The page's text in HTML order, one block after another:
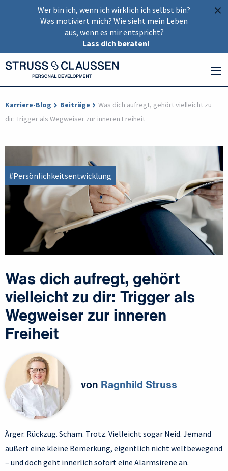
×
Wer bin ich, wenn ich wirklich ich selbst bin?
Was motiviert mich? Wie sieht mein Leben
aus, wenn es mir entspricht?
Lass dich beraten!
Karriere-Blog Beiträge
Was dich aufregt, gehört vielleicht zu
dir: Trigger als Wegweiser zur inneren Freiheit
#Persönlichkeitsentwicklung
Was dich aufregt, gehört
vielleicht zu dir: Trigger als
Wegweiser zur inneren
Freiheit
von Ragnhild Struss
Ärger. Rückzug. Scham. Trotz. Vielleicht sogar Neid. Jemand
äußert eine kleine Bemerkung, eigentlich nicht weltbewegend
– und doch geht innerlich sofort eine Alarmsirene an.